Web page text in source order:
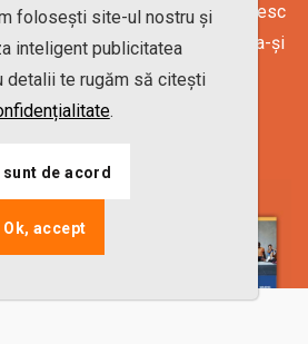
fitness ambițioase, care își doresc
uneltele disponibile pentru a-și
și numărul de membri.
folosești site-ul nostru și
inteligent publicitatea
detalii te rugăm să citești
.
sunt de acord
Ok, accept